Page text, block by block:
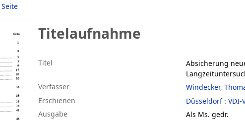
Seite
Titelaufnahme
Titel
Absicherung
Verfasser
Windecker,
Erschienen
Düsseldorf: VDI-
Ausgabe
Als Ms. gedr.